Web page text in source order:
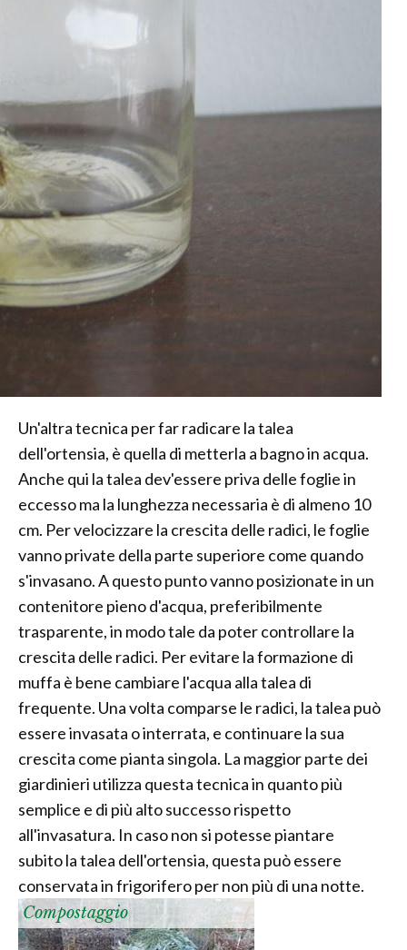
Un'altra tecnica per far radicare la talea
dell'ortensia, è quella di metterla a bagno in acqua.
Anche qui la talea dev'essere priva delle foglie in
eccesso ma la lunghezza necessaria è di almeno 10
cm. Per velocizzare la crescita delle radici, le foglie
vanno private della parte superiore come quando
s'invasano. A questo punto vanno posizionate in un
contenitore pieno d'acqua, preferibilmente
trasparente, in modo tale da poter controllare la
crescita delle radici. Per evitare la formazione di
muffa è bene cambiare l'acqua alla talea di
frequente. Una volta comparse le radici, la talea può
essere invasata o interrata, e continuare la sua
crescita come pianta singola. La maggior parte dei
giardinieri utilizza questa tecnica in quanto più
semplice e di più alto successo rispetto
all'invasatura. In caso non si potesse piantare
subito la talea dell'ortensia, questa può essere
conservata in frigorifero per non più di una notte.
Compostaggio